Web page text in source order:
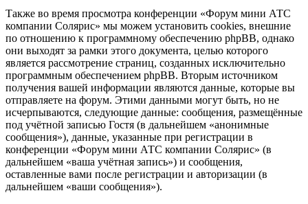
Также во время просмотра конференции «Форум мини АТС
компании Солярис» мы можем установить cookies, внешние
по отношению к программному обеспечению phpBB, однако
они выходят за рамки этого документа, целью которого
является рассмотрение страниц, созданных исключительно
программным обеспечением phpBB. Вторым источником
получения вашей информации являются данные, которые вы
отправляете на форум. Этими данными могут быть, но не
исчерпываются, следующие данные: сообщения, размещённые
под учётной записью Гостя (в дальнейшем «анонимные
сообщения»), данные, указанные при регистрации в
конференции «Форум мини АТС компании Солярис» (в
дальнейшем «ваша учётная запись») и сообщения,
оставленные вами после регистрации и авторизации (в
дальнейшем «ваши сообщения»).